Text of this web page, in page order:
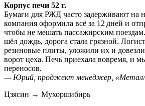
Корпус печи 52 т.
Бумаги для РЖД часто задерживают на
компания оформила всё за 12 дней и
чтобы не мешать пассажирским
шёл дождь, дорога стала грязной.
резиновые плиты, уложили их и
ворот цеха. Печь приехала вовремя, и
переносов.
— Юрий, проджект менеджер,
Цзясин → Мухоршибирь